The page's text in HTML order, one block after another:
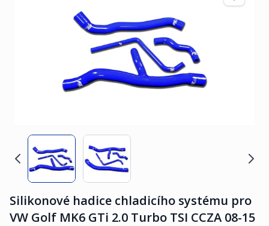
Silikonové hadice chladicího systému pro
VW Golf MK6 GTi 2.0 Turbo TSI CCZA 08-15